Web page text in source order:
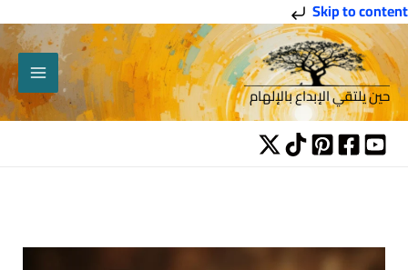
Skip to content
تخطي
إلى
المحتوى
حين يلتقي الإبداع بالإلهام